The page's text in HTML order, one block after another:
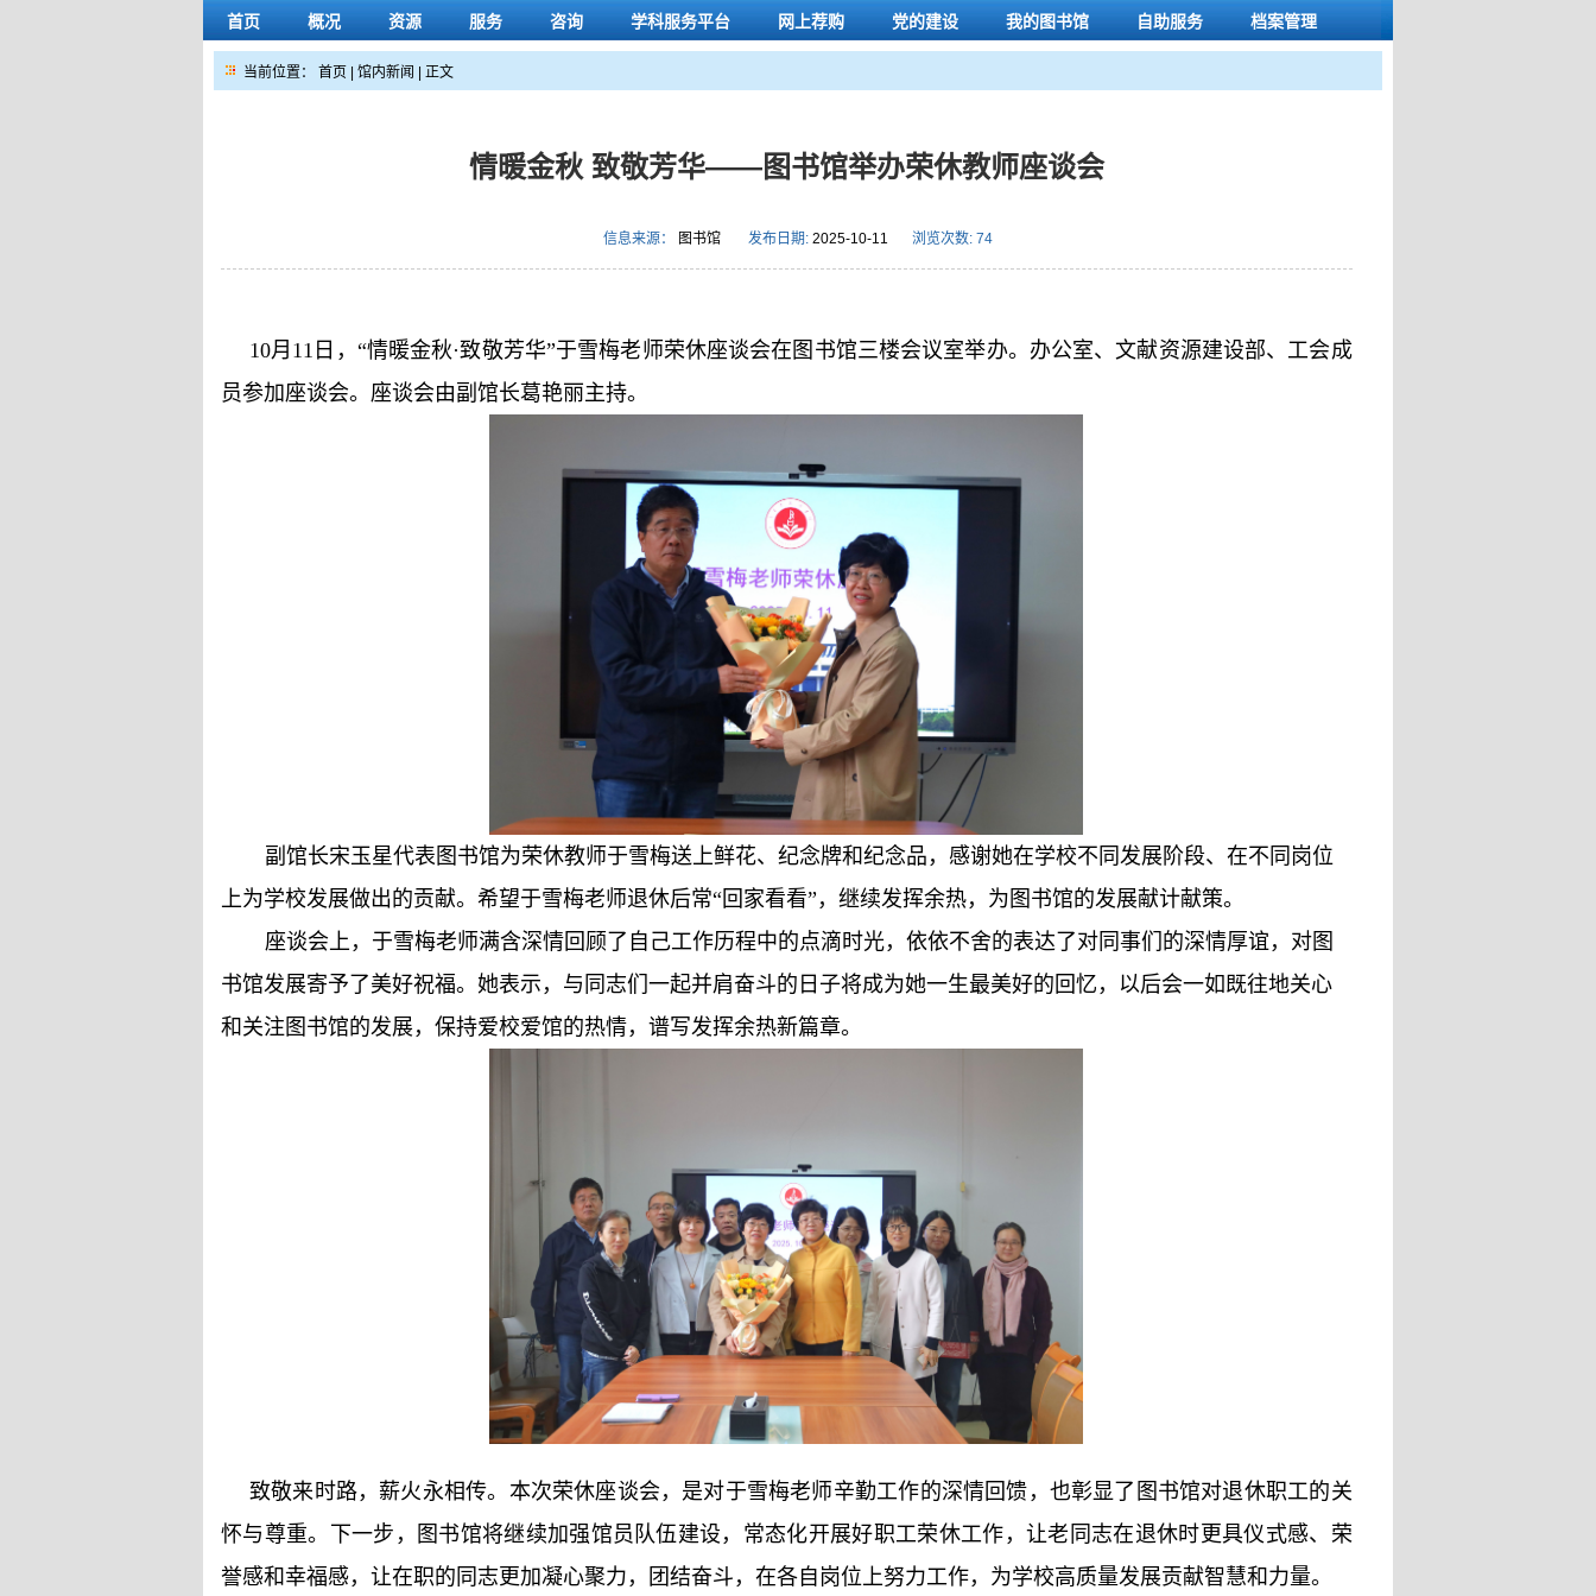
首页 概况 资源 服务 咨询 学科服务平台 网上荐购 党的建设 我的图书馆 自助服务 档案管理
当前位置： 首页 馆内新闻 | 正文
情暖金秋 致敬芳华——图书馆举办荣休教师座谈会
信息来源： 图书馆 发布日期:2025-10-11 浏览次数:74
10月11日，“情暖金秋·致敬芳华”于雪梅老师荣休座谈会在图书馆三楼会议室举办。办公室、文献资源建设部、工会成
员参加座谈会。座谈会由副馆长葛艳丽主持。
副馆长宋玉星代表图书馆为荣休教师于雪梅送上鲜花、纪念牌和纪念品，感谢她在学校不同发展阶段、在不同岗位
上为学校发展做出的贡献。希望于雪梅老师退休后常“回家看看”，继续发挥余热，为图书馆的发展献计献策。
座谈会上，于雪梅老师满含深情回顾了自己工作历程中的点滴时光，依依不舍的表达了对同事们的深情厚谊，对图
书馆发展寄予了美好祝福。她表示，与同志们一起并肩奋斗的日子将成为她一生最美好的回忆，以后会一如既往地关心
和关注图书馆的发展，保持爱校爱馆的热情，谱写发挥余热新篇章。
致敬来时路，薪火永相传。本次荣休座谈会，是对于雪梅老师辛勤工作的深情回馈，也彰显了图书馆对退休职工的关
怀与尊重。下一步，图书馆将继续加强馆员队伍建设，常态化开展好职工荣休工作，让老同志在退休时更具仪式感、荣
誉感和幸福感，让在职的同志更加凝心聚力，团结奋斗，在各自岗位上努力工作，为学校高质量发展贡献智慧和力量。